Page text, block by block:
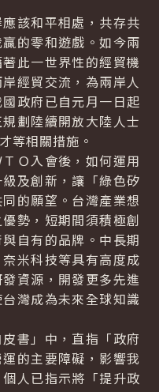
該和平相處，共存共
的零和遊戲。如今兩
此一世界性的經貿機
經貿交流，為兩岸人
政府已自元月一日起
劃陸續開放大陸人士
等相關措施。
Ｏ入會後，如何運用
及創新，讓「綠色矽
的願望。台灣產業想
勢，短期間須積極創
自有的品牌。中長期
米科技等具有高度成
資源，開發更多先進
灣成為未來全球知識
書」中，直指「政府
的主要障礙，影響我
人已指示將「提升政